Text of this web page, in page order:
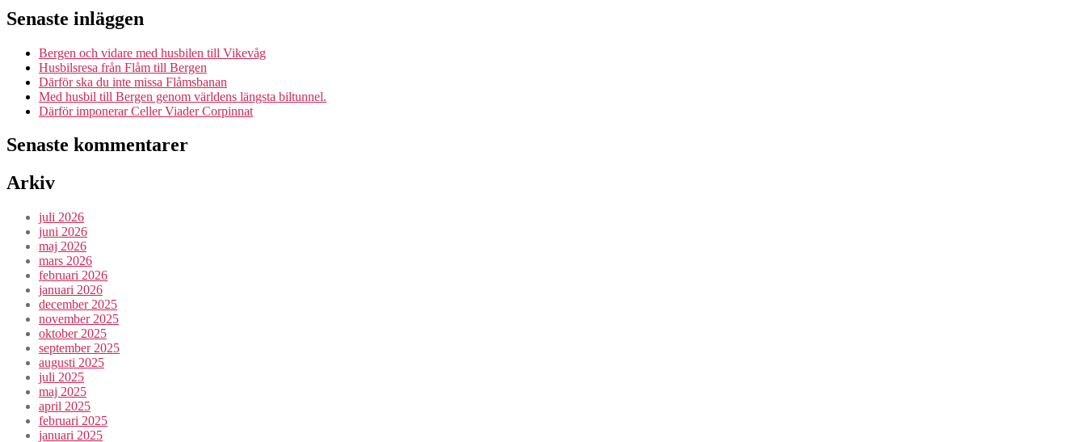
Senaste inläggen
Bergen och vidare med husbilen till Vikevåg
Husbilsresa från Flåm till Bergen
Därför ska du inte missa Flåmsbanan
Med husbil till Bergen genom världens längsta biltunnel.
Därför imponerar Celler Viader Corpinnat
Senaste kommentarer
Arkiv
juli 2026
juni 2026
maj 2026
mars 2026
februari 2026
januari 2026
december 2025
november 2025
oktober 2025
september 2025
augusti 2025
juli 2025
maj 2025
april 2025
februari 2025
januari 2025